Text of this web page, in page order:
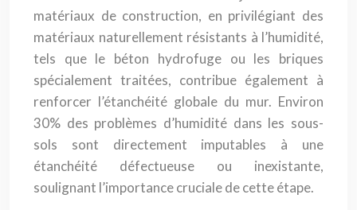
matériaux de construction, en privilégiant des
matériaux naturellement résistants à l’humidité,
tels que le béton hydrofuge ou les briques
spécialement traitées, contribue également à
renforcer l’étanchéité globale du mur. Environ
30% des problèmes d’humidité dans les sous-
sols sont directement imputables à une
étanchéité défectueuse ou inexistante,
soulignant l’importance cruciale de cette étape.